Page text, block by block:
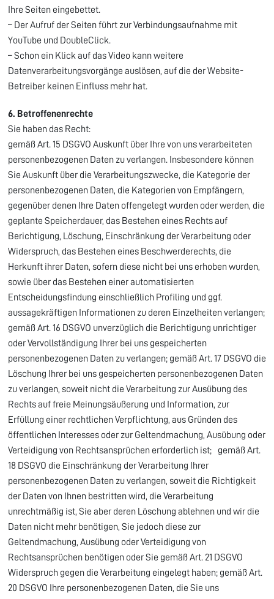
Ihre Seiten eingebettet.
– Der Aufruf der Seiten führt zur Verbindungsaufnahme mit
YouTube und DoubleClick.
– Schon ein Klick auf das Video kann weitere
Datenverarbeitungsvorgänge auslösen, auf die der Website-
Betreiber keinen Einfluss mehr hat.
6. Betroffenenrechte
Sie haben das Recht:
gemäß Art. 15 DSGVO Auskunft über Ihre von uns verarbeiteten
personenbezogenen Daten zu verlangen. Insbesondere können
Sie Auskunft über die Verarbeitungszwecke, die Kategorie der
personenbezogenen Daten, die Kategorien von Empfängern,
gegenüber denen Ihre Daten offengelegt wurden oder werden, die
geplante Speicherdauer, das Bestehen eines Rechts auf
Berichtigung, Löschung, Einschränkung der Verarbeitung oder
Widerspruch, das Bestehen eines Beschwerderechts, die
Herkunft ihrer Daten, sofern diese nicht bei uns erhoben wurden,
sowie über das Bestehen einer automatisierten
Entscheidungsfindung einschließlich Profiling und ggf.
aussagekräftigen Informationen zu deren Einzelheiten verlangen;
gemäß Art. 16 DSGVO unverzüglich die Berichtigung unrichtiger
oder Vervollständigung Ihrer bei uns gespeicherten
personenbezogenen Daten zu verlangen; gemäß Art. 17 DSGVO die
Löschung Ihrer bei uns gespeicherten personenbezogenen Daten
zu verlangen, soweit nicht die Verarbeitung zur Ausübung des
Rechts auf freie Meinungsäußerung und Information, zur
Erfüllung einer rechtlichen Verpflichtung, aus Gründen des
öffentlichen Interesses oder zur Geltendmachung, Ausübung oder
Verteidigung von Rechtsansprüchen erforderlich ist; gemäß Art.
18 DSGVO die Einschränkung der Verarbeitung Ihrer
personenbezogenen Daten zu verlangen, soweit die Richtigkeit
der Daten von Ihnen bestritten wird, die Verarbeitung
unrechtmäßig ist, Sie aber deren Löschung ablehnen und wir die
Daten nicht mehr benötigen, Sie jedoch diese zur
Geltendmachung, Ausübung oder Verteidigung von
Rechtsansprüchen benötigen oder Sie gemäß Art. 21 DSGVO
Widerspruch gegen die Verarbeitung eingelegt haben; gemäß Art.
20 DSGVO Ihre personenbezogenen Daten, die Sie uns